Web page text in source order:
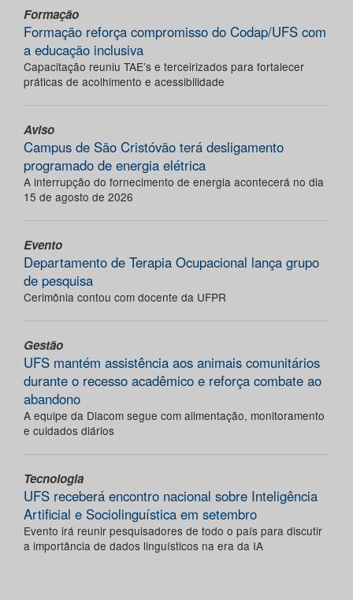
Formação
Formação reforça compromisso do Codap/UFS com
a educação inclusiva
Capacitação reuniu TAE’s e terceirizados para fortalecer
práticas de acolhimento e acessibilidade
Aviso
Campus de São Cristóvão terá desligamento
programado de energia elétrica
A interrupção do fornecimento de energia acontecerá no dia
15 de agosto de 2026
Evento
Departamento de Terapia Ocupacional lança grupo
de pesquisa
Cerimônia contou com docente da UFPR
Gestão
UFS mantém assistência aos animais comunitários
durante o recesso acadêmico e reforça combate ao
abandono
A equipe da Diacom segue com alimentação, monitoramento
e cuidados diários
Tecnologia
UFS receberá encontro nacional sobre Inteligência
Artificial e Sociolinguística em setembro
Evento irá reunir pesquisadores de todo o país para discutir
a importância de dados linguísticos na era da IA